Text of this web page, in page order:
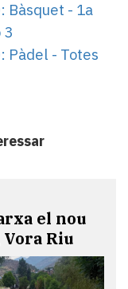
Bàsquet - 1a
3
Pàdel - Totes
el nou
Riu